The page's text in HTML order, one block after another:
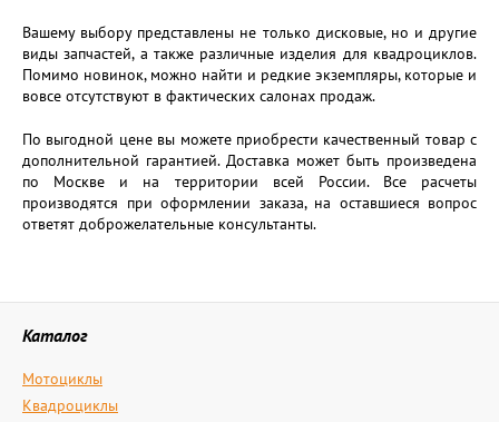
Вашему выбору представлены не только дисковые, но и другие
виды запчастей, а также различные изделия для квадроциклов.
Помимо новинок, можно найти и редкие экземпляры, которые и
вовсе отсутствуют в фактических салонах продаж.
По выгодной цене вы можете приобрести качественный товар с
дополнительной гарантией. Доставка может быть произведена
по Москве и на территории всей России. Все расчеты
производятся при оформлении заказа, на оставшиеся вопрос
ответят доброжелательные консультанты.
Каталог
Мотоциклы
Квадроциклы